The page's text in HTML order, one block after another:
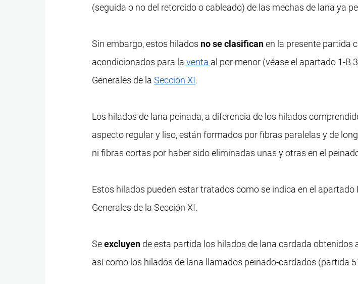
(seguida o no del retorcido o cableado) de las mechas de lana ya
Sin embargo, estos hilados no se clasificanen la presente partida
acondicionados para laventa al por menor (véase el apartado 1-B
Generales de laSección XI.
Los hilados de lana peinada, a diferencia de los hilados
aspecto regular y liso, están formados por fibras paralelas y de
ni fibras cortas por haber sido eliminadas unas y otras en el
Estos hilados pueden estar tratados como se indica en el apartado
Generales de la Sección XI.
Seexcluyen de esta partida los hilados de lana cardada obtenidos
así como los hilados de lana llamados peinado-cardados (partida